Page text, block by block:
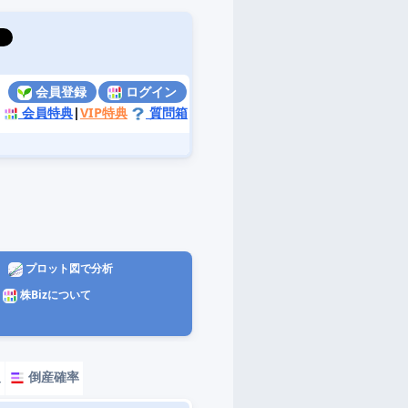
会員登録
ログイン
会員特典|VIP特典 質問箱
プロット図で分析
株Bizについて
倒産確率